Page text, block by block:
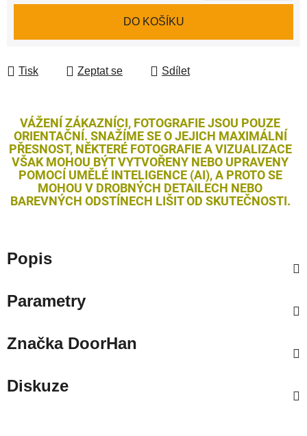
DO KOŠÍKU
Tisk Zeptat se Sdílet
VÁŽENÍ ZÁKAZNÍCI, FOTOGRAFIE JSOU POUZE
ORIENTAČNÍ. SNAŽÍME SE O JEJICH MAXIMÁLNÍ
PŘESNOST, NĚKTERÉ FOTOGRAFIE A VIZUALIZACE
VŠAK MOHOU BÝT VYTVOŘENY NEBO UPRAVENY
POMOCÍ UMĚLÉ INTELIGENCE (AI), A PROTO SE
MOHOU V DROBNÝCH DETAILECH NEBO
BAREVNÝCH ODSTÍNECH LIŠIT OD SKUTEČNOSTI.
Popis
Parametry
ZnačkaDoorHan
Diskuze